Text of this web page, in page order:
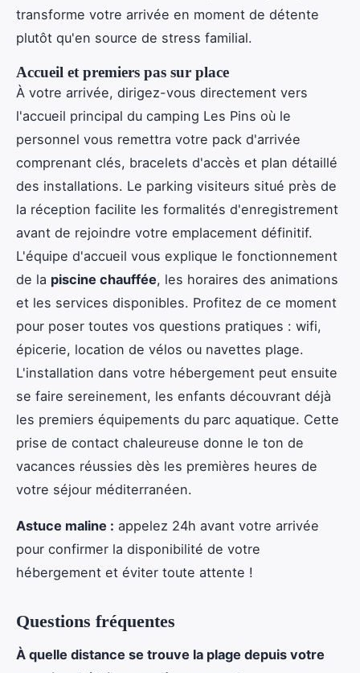
transforme votre arrivée en moment de détente
plutôt qu'en source de stress familial.
Accueil et premiers pas sur place
À votre arrivée, dirigez-vous directement vers
l'accueil principal du camping Les Pins où le
personnel vous remettra votre pack d'arrivée
comprenant clés, bracelets d'accès et plan détaillé
des installations. Le parking visiteurs situé près de
la réception facilite les formalités d'enregistrement
avant de rejoindre votre emplacement définitif.
L'équipe d'accueil vous explique le fonctionnement
de la piscine chauffée, les horaires des animations
et les services disponibles. Profitez de ce moment
pour poser toutes vos questions pratiques : wifi,
épicerie, location de vélos ou navettes plage.
L'installation dans votre hébergement peut ensuite
se faire sereinement, les enfants découvrant déjà
les premiers équipements du parc aquatique. Cette
prise de contact chaleureuse donne le ton de
vacances réussies dès les premières heures de
votre séjour méditerranéen.
Astuce maline : appelez 24h avant votre arrivée
pour confirmer la disponibilité de votre
hébergement et éviter toute attente !
Questions fréquentes
À quelle distance se trouve la plage depuis votre